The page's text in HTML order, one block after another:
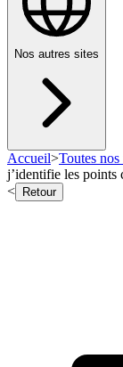
Nos autres sites
Accueil>Toutes nos
j’identifie les points
<
Retour